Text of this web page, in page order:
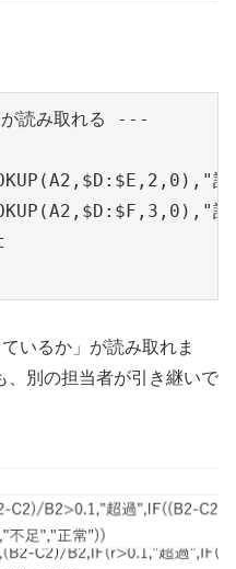
読み取れる ---
該
該
いるか」が読み取れま
、別の担当者が引き継いで